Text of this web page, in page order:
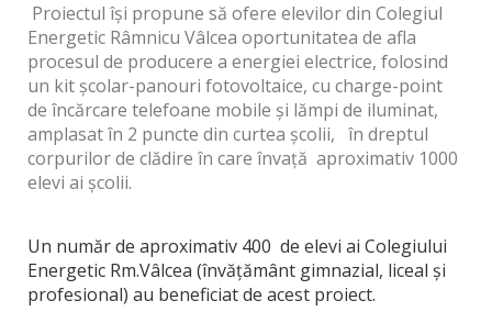
Proiectul își propune să ofere elevilor din Colegiul
Energetic Râmnicu Vâlcea oportunitatea de afla
procesul de producere a energiei electrice, folosind
un kit școlar-panouri fotovoltaice, cu charge-point
de încărcare telefoane mobile și lămpi de iluminat,
amplasat în 2 puncte din curtea școlii, în dreptul
corpurilor de clădire în care învață aproximativ 1000
elevi ai școlii.
Un număr de aproximativ 400 de elevi ai Colegiului
Energetic Rm.Vâlcea (învățământ gimnazial, liceal și
profesional) au beneficiat de acest proiect.